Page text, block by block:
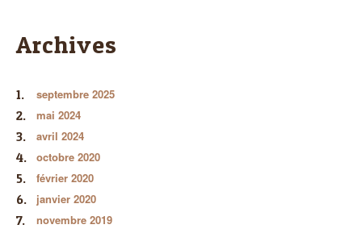
Archives
septembre 2025
mai 2024
avril 2024
octobre 2020
février 2020
janvier 2020
novembre 2019